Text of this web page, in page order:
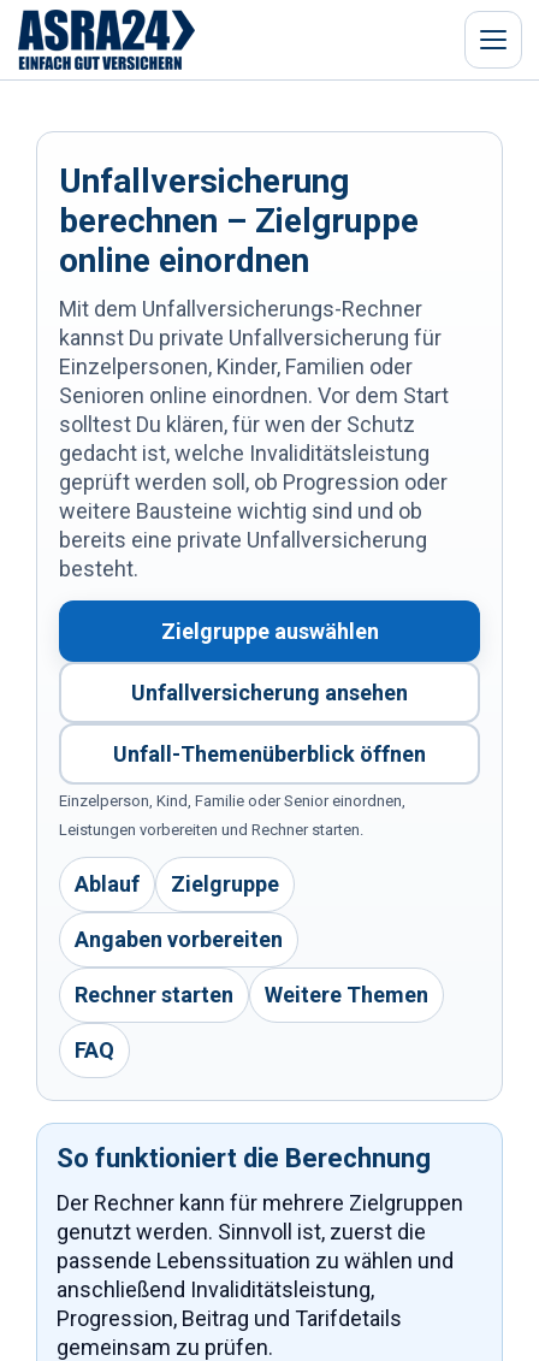
Menü
Unfallversicherung
berechnen – Zielgruppe
online einordnen
Mit dem Unfallversicherungs-Rechner
kannst Du private Unfallversicherung für
Einzelpersonen, Kinder, Familien oder
Senioren online einordnen. Vor dem Start
solltest Du klären, für wen der Schutz
gedacht ist, welche Invaliditätsleistung
geprüft werden soll, ob Progression oder
weitere Bausteine wichtig sind und ob
bereits eine private Unfallversicherung
besteht.
Zielgruppe auswählen
Unfallversicherung ansehen
Unfall-Themenüberblick öffnen
Einzelperson, Kind, Familie oder Senior einordnen,
Leistungen vorbereiten und Rechner starten.
Ablauf Zielgruppe
Angaben vorbereiten
Rechner starten Weitere Themen
FAQ
So funktioniert die Berechnung
Der Rechner kann für mehrere Zielgruppen
genutzt werden. Sinnvoll ist, zuerst die
passende Lebenssituation zu wählen und
anschließend Invaliditätsleistung,
Progression, Beitrag und Tarifdetails
gemeinsam zu prüfen.